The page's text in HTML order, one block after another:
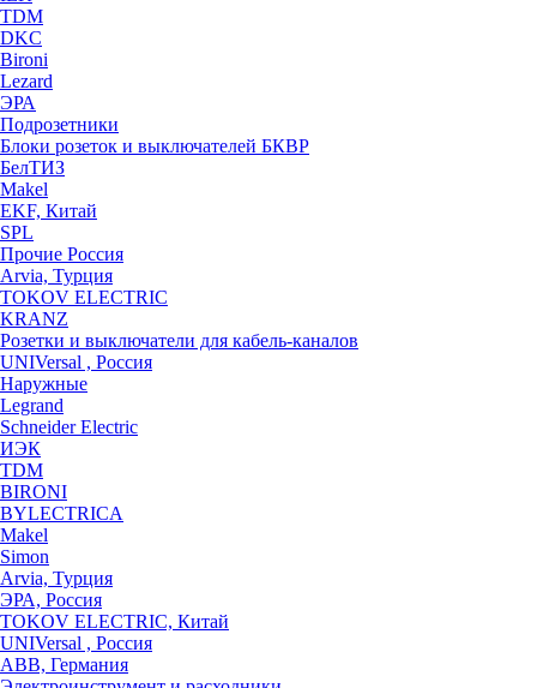
TDM
DKC
Bironi
Lezard
ЭРА
Подрозетники
Блоки розеток и выключателей БКВР
БелТИЗ
Makel
EKF, Китай
SPL
Прочие Россия
Arvia, Турция
TOKOV ELECTRIC
KRANZ
Розетки и выключатели для кабель-каналов
UNIVersal , Россия
Наружные
Legrand
Schneider Electric
ИЭК
TDM
BIRONI
BYLECTRICA
Makel
Simon
Arvia, Турция
ЭРА, Россия
TOKOV ELECTRIC, Китай
UNIVersal , Россия
ABB, Германия